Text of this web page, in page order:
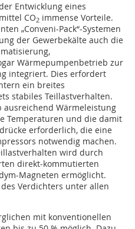
Entwicklung eines
CO2 immense Vorteile.
„Conveni-Pack“-Systemen
der Gewerbekälte auch die
Wärmepumpenbetrieb zur
integriert. Dies erfordert
ein breites
stabiles Teillastverhalten.
Wärmeleistung
Temperaturen und die damit
erforderlich, die eine
notwendig machen.
wird durch
direkt-kommutierten
Magneten ermöglicht.
Verdichters unter allen
mit konventionellen